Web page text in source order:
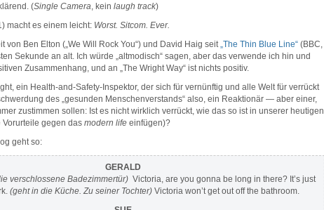
(Single Camera, kein laugh track)
macht es einem leicht: Worst. Sitcom. Ever.
von Ben Elton („We Will Rock You“) und David Haig seit„The Thin Blue Line“ (BBC,
Sekunde an alt. Ich würde „altmodisch“ sagen, aber das verwende ich hin und
Zusammenhang, und an „The Wright Way“ ist nichts positiv.
ein Health-and-Safety-Inspektor, der sich für vernünftig und alle Welt für verrückt
des „gesunden Menschenverstands“ also, ein Reaktionär — aber einer,
zustimmen sollen: Ist es nicht wirklich verrückt, wie das so ist in unserer heutigen
gegen das modern life einfügen)?
geht so:
GERALD
verschlossene Badezimmertür)Victoria, are you gonna be long in there? It’s just
(geht in die Küche. Zu seiner Tochter) Victoria won’t get out off the bathroom.